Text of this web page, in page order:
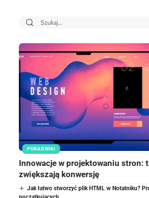
PORADNIKI
Innowacje w projektowaniu stron:
zwiększają konwersję
Jak łatwo stworzyć plik HTML w Notatniku?